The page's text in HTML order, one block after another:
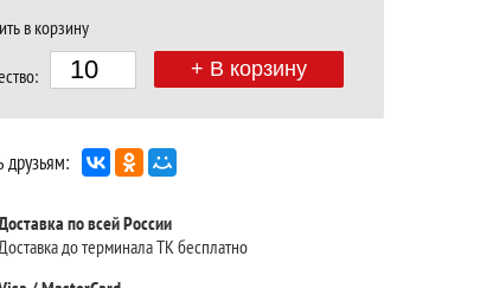
в корзину
+ В корзину
друзьям:
по всей России
Доставка до терминала ТК бесплатно